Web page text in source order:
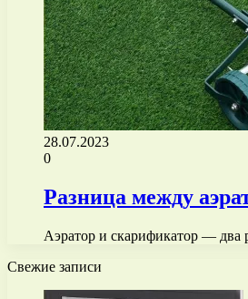
28.07.2023
0
Разница между
Аэратор и скарификатор — два
Свежие записи